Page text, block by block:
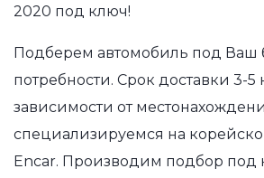
2020 под ключ!
Подберем автомобиль под Ваш
потребности. Срок доставки 3-5
зависимости от
специализируемся на
Encar. Производим подбор под